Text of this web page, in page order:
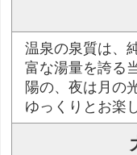
温泉の泉質は、
富な湯量を誇る
陽の、夜は月の
ゆっくりとお楽